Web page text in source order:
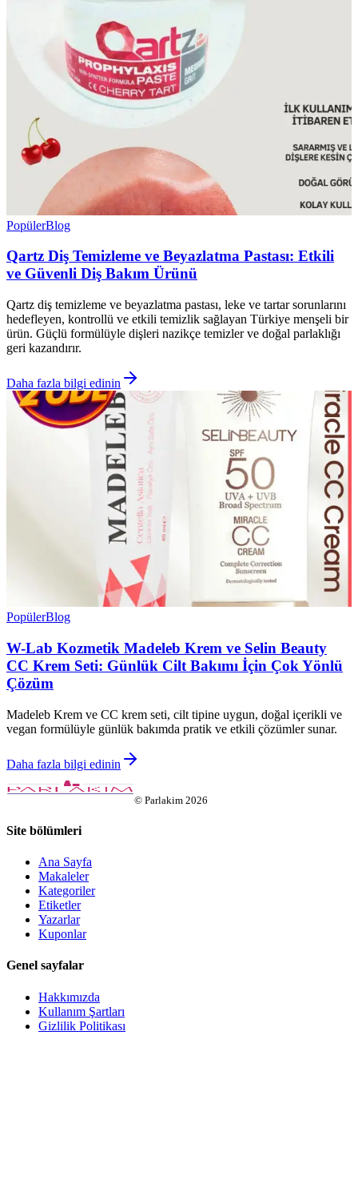
PopülerBlog
Qartz Diş Temizleme ve Beyazlatma Pastası: Etkili
ve Güvenli Diş Bakım Ürünü
Qartz diş temizleme ve beyazlatma pastası, leke ve tartar sorunlarını
hedefleyen, kontrollü ve etkili temizlik sağlayan Türkiye menşeli bir
ürün. Güçlü formülüyle dişleri nazikçe temizler ve doğal parlaklığı
geri kazandırır.
Daha fazla bilgi edinin
PopülerBlog
W-Lab Kozmetik Madeleb Krem ve Selin Beauty
CC Krem Seti: Günlük Cilt Bakımı İçin Çok Yönlü
Çözüm
Madeleb Krem ve CC krem seti, cilt tipine uygun, doğal içerikli ve
vegan formülüyle günlük bakımda pratik ve etkili çözümler sunar.
Daha fazla bilgi edinin
© Parlakim 2026
Site bölümleri
Ana Sayfa
Makaleler
Kategoriler
Etiketler
Yazarlar
Kuponlar
Genel sayfalar
Hakkımızda
Kullanım Şartları
Gizlilik Politikası